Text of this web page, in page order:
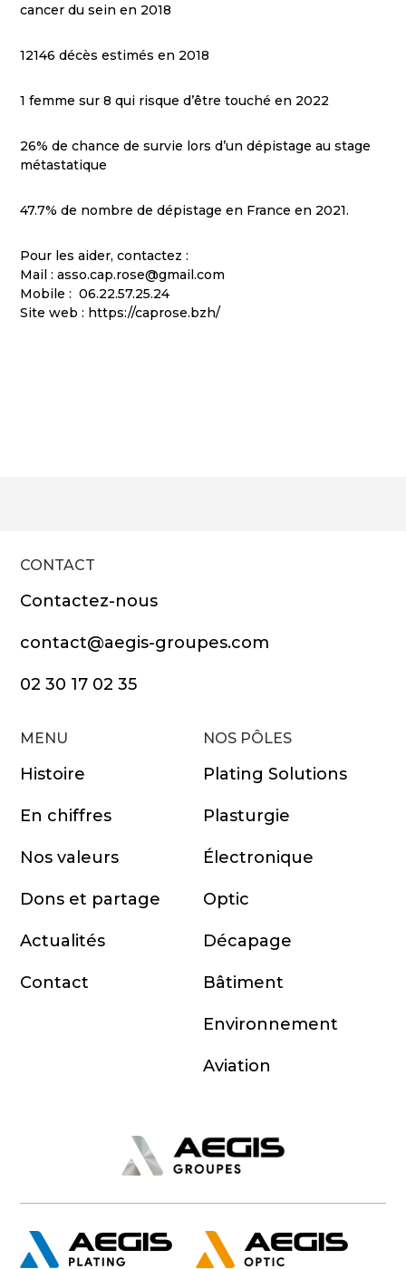
cancer du sein en 2018
12146 décès estimés en 2018
1 femme sur 8 qui risque d’être touché en 2022
26% de chance de survie lors d’un dépistage au stage
métastatique
47.7% de nombre de dépistage en France en 2021.
Pour les aider, contactez :
Mail : asso.cap.rose@gmail.com
Mobile : 06.22.57.25.24
Site web : https://caprose.bzh/
CONTACT
Contactez-nous
contact@aegis-groupes.com
02 30 17 02 35
MENU
Histoire
En chiffres
Nos valeurs
Dons et partage
Actualités
Contact
NOS PÔLES
Plating Solutions
Plasturgie
Électronique
Optic
Décapage
Bâtiment
Environnement
Aviation